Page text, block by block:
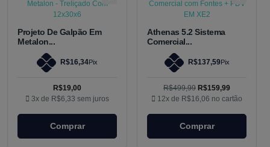
Projeto De Galpão Em
Metalon...
R$16,34Pix
R$19,00
3x de R$6,33 sem juros
Comprar
Athenas 5.2 Sistema
Comercial...
R$137,59Pix
R$499,99 R$159,99
12x de R$16,06 no cartão
Comprar